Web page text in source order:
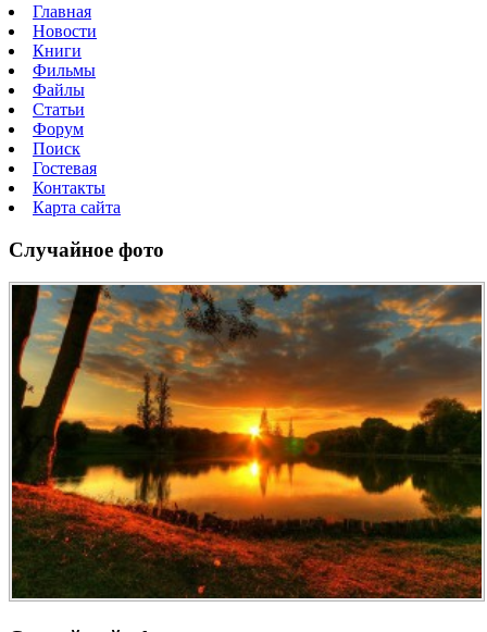
Главная
Новости
Книги
Фильмы
Файлы
Статьи
Форум
Поиск
Гостевая
Контакты
Карта сайта
Случайное фото